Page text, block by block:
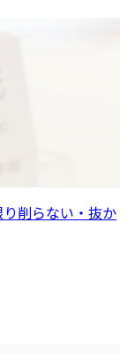
削らない・抜か